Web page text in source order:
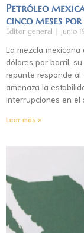
Petróleo
cinco meses
Editor general junio
La mezcla
dólares por barril,
repunte responde
amenaza la
interrupciones en el
Leer más »